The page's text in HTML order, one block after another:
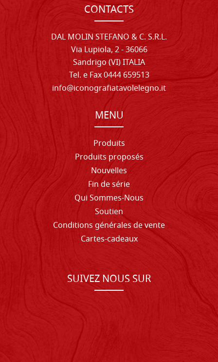
CONTACTS
DAL MOLIN STEFANO & C. S.R.L.
Via Lupiola, 2 - 36066
Sandrigo (VI) ITALIA
Tel. e Fax 0444 659513
info@iconografiatavolelegno.it
MENU
Produits
Produits proposés
Nouvelles
Fin de série
Qui Sommes-Nous
Soutien
Conditions générales de vente
Cartes-cadeaux
SUIVEZ NOUS SUR